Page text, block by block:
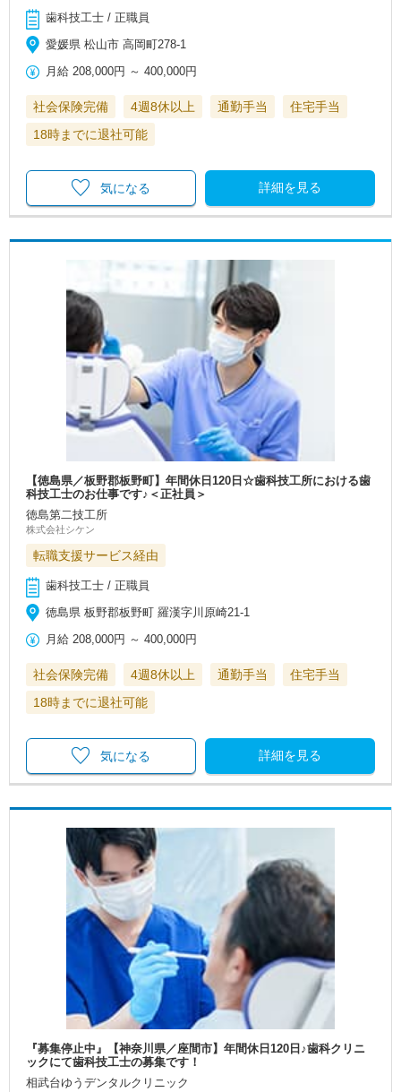
歯科技工士 / 正職員
愛媛県 松山市 高岡町278-1
月給 208,000円 ～400,000円
社会保険完備 4週8休以上 通勤手当
住宅手当
18時までに退社可能
詳細を見る
気になる
【徳島県／板野郡板野町】年間休日120日☆歯科技工所における歯
科技工士のお仕事です♪＜正社員＞
徳島第二技工所
株式会社シケン
転職支援サービス経由
歯科技工士 / 正職員
徳島県 板野郡板野町 羅漢字川原崎21-1
月給 208,000円 ～400,000円
社会保険完備 4週8休以上 通勤手当
住宅手当
18時までに退社可能
詳細を見る
気になる
『募集停止中』【神奈川県／座間市】年間休日120日♪歯科クリニ
ックにて歯科技工士の募集です！
相武台ゆうデンタルクリニック